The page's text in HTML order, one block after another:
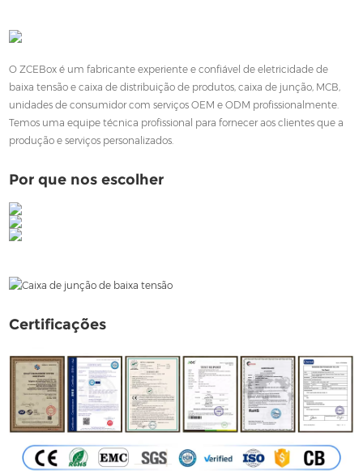
O ZCEBox é um fabricante experiente e confiável de eletricidade de
baixa tensão e caixa de distribuição de produtos, caixa de junção, MCB,
unidades de consumidor com serviços OEM e ODM profissionalmente.
Temos uma equipe técnica profissional para fornecer aos clientes que a
produção e serviços personalizados.
Por que nos escolher
Certificações